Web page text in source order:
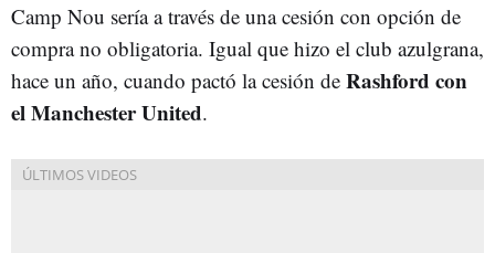
Camp Nou sería a través de una cesión con opción de
compra no obligatoria. Igual que hizo el club azulgrana,
hace un año, cuando pactó la cesión de Rashford con
el Manchester United.